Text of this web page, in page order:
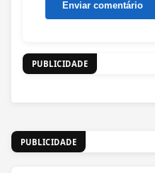
PUBLICIDADE
PUBLICIDADE